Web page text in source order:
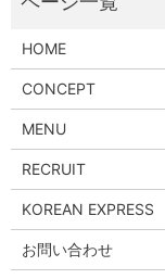
HOME
CONCEPT
MENU
RECRUIT
KOREAN EXPRESS
お問い合わせ